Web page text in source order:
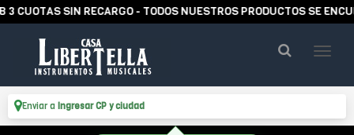
CUOTAS SIN RECARGO - TODOS NUESTROS PRODUCTOS SE
Enviar a Ingresar CP y ciudad